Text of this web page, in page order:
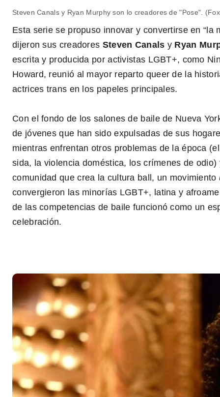
Pose
seconds
1
Steven Canals y Ryan Murphy son lo creadores de "Pose".
Esta serie se propuso innovar y convertirse en “la
dijeron sus creadores Steven Canals y Ryan
escrita y producida por activistas LGBT+, como
Howard, reunió al mayor reparto queer de la
actrices trans en los papeles principales.
Con el fondo de los salones de baile de Nueva
de jóvenes que han sido expulsadas de sus
mientras enfrentan otros problemas de la época
sida, la violencia doméstica, los crímenes de
comunidad que crea la cultura ball, un movimiento
convergieron las minorías LGBT+, latina y
de las competencias de baile funcionó como un
celebración.